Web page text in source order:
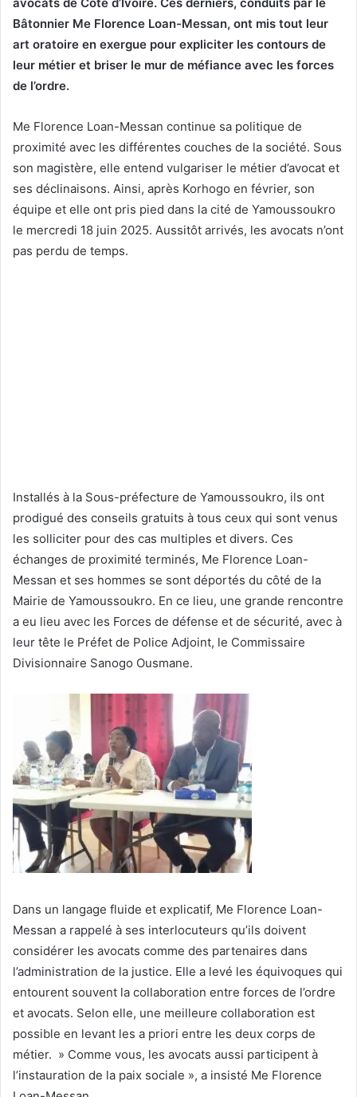
Bâtonnier Me Florence Loan-Messan, ont mis tout leur
art oratoire en exergue pour expliciter les contours de
leur métier et briser le mur de méfiance avec les forces
de l’ordre.
Me Florence Loan-Messan continue sa politique de
proximité avec les différentes couches de la société. Sous
son magistère, elle entend vulgariser le métier d’avocat et
ses déclinaisons. Ainsi, après Korhogo en février, son
équipe et elle ont pris pied dans la cité de Yamoussoukro
le mercredi 18 juin 2025. Aussitôt arrivés, les avocats n’ont
pas perdu de temps.
Installés à la Sous-préfecture de Yamoussoukro, ils ont
prodigué des conseils gratuits à tous ceux qui sont venus
les solliciter pour des cas multiples et divers. Ces
échanges de proximité terminés, Me Florence Loan-
Messan et ses hommes se sont déportés du côté de la
Mairie de Yamoussoukro. En ce lieu, une grande rencontre
a eu lieu avec les Forces de défense et de sécurité, avec à
leur tête le Préfet de Police Adjoint, le Commissaire
Divisionnaire Sanogo Ousmane.
Dans un langage fluide et explicatif, Me Florence Loan-
Messan a rappelé à ses interlocuteurs qu’ils doivent
considérer les avocats comme des partenaires dans
l’administration de la justice. Elle a levé les équivoques qui
entourent souvent la collaboration entre forces de l’ordre
et avocats. Selon elle, une meilleure collaboration est
possible en levant les a priori entre les deux corps de
métier. » Comme vous, les avocats aussi participent à
l’instauration de la paix sociale », a insisté Me Florence